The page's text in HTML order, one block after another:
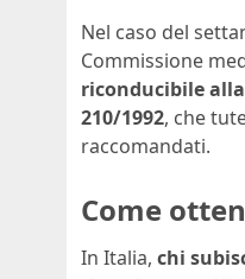
Nel caso del
Commissione
riconducibile
210/1992, che
raccomandati.
Come
In Italia, chi